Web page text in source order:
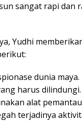
sangat rapi dan
Yudhi
dunia
harus dilindungi.
alat
terjadinya